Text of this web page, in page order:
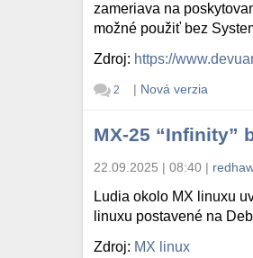
zameriava na
možné použiť bez
Zdroj: https://
2 | Nová verzia
MX-25 “Infinity”
22.09.2025 | 08:40 |
Ludia okolo MX linuxu
linuxu postavené na
Zdroj: MX linux